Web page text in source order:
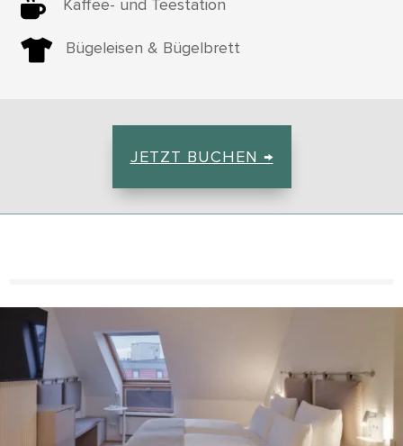
 Kaffee- und Teestation
 Bügeleisen & Bügelbrett
JETZT BUCHEN →